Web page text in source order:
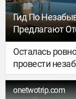
Гид По
Предлагают
Осталась
провести
нашей
мероприятия и
onetwotrip.com